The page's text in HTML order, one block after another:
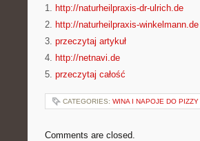
1. http://naturheilpraxis-dr-ulrich.de
2. http://naturheilpraxis-winkelmann.de
3. przeczytaj artykuł
4. http://netnavi.de
5. przeczytaj całość
CATEGORIES: WINA I NAPOJE DO PIZZY
Comments are closed.